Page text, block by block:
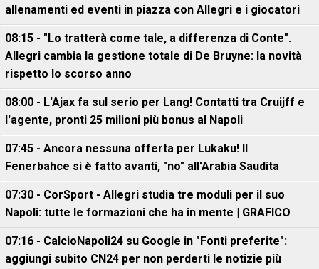
allenamenti ed eventi in piazza con Allegri e i giocatori
08:15 - "Lo tratterà come tale, a differenza di Conte".
Allegri cambia la gestione totale di De Bruyne: la novità
rispetto lo scorso anno
08:00 - L'Ajax fa sul serio per Lang! Contatti tra Cruijff e
l'agente, pronti 25 milioni più bonus al Napoli
07:45 - Ancora nessuna offerta per Lukaku! Il
Fenerbahce si è fatto avanti, "no" all'Arabia Saudita
07:30 - CorSport - Allegri studia tre moduli per il suo
Napoli: tutte le formazioni che ha in mente | GRAFICO
07:16 - CalcioNapoli24 su Google in "Fonti preferite":
aggiungi subito CN24 per non perderti le notizie più